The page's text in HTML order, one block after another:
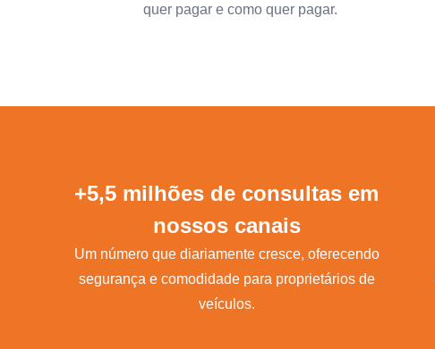
quer pagar e como quer pagar.
+5,5 milhões de consultas em
nossos canais
Um número que diariamente cresce, oferecendo
segurança e comodidade para proprietários de
veículos.